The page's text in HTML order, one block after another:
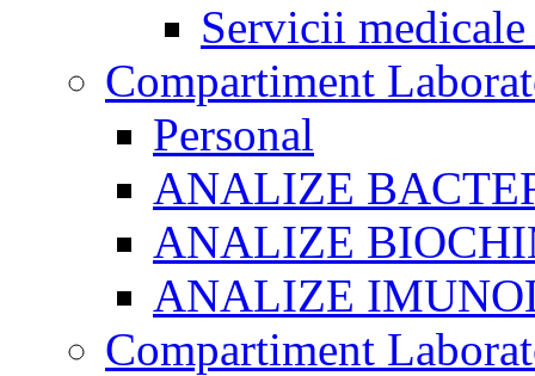
Servicii
Compartiment
Personal
ANALIZE
ANALIZE
ANALIZE
Compartiment